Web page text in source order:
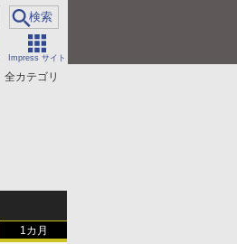
Impress サイト
全カテゴリ
1カ月